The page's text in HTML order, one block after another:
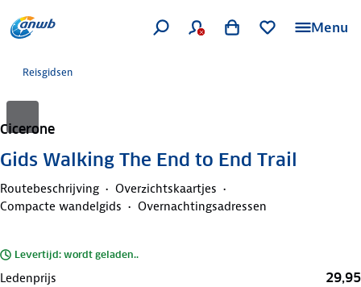
Menu
Reisgidsen
Cicerone
Gids Walking The End to End Trail
Routebeschrijving
Overzichtskaartjes
Compacte wandelgids
Overnachtingsadressen
Levertijd: wordt geladen..
Ledenprijs 29,95